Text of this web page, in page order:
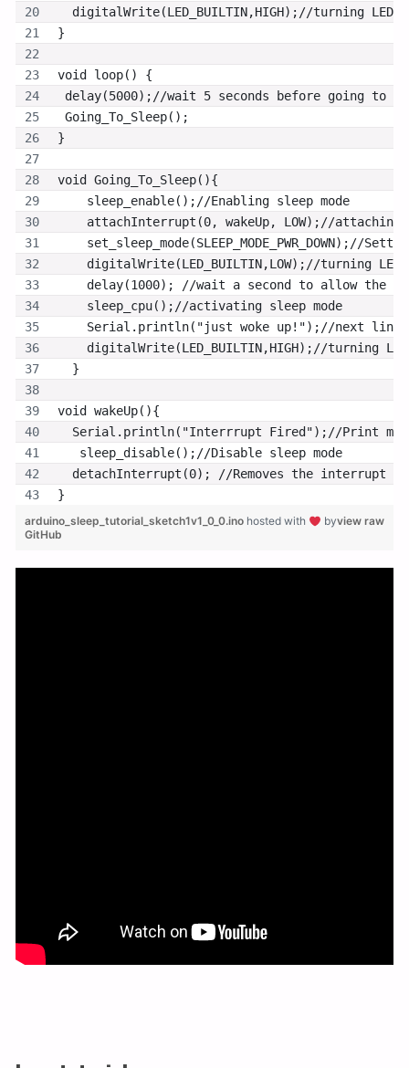
digitalWrite(LED_BUILTIN,HIGH);//turning LED
}
void loop() {
delay(5000);//wait 5 seconds before going to
Going_To_Sleep();
}
void Going_To_Sleep(){
    sleep_enable();//Enabling sleep mode
attachInterrupt(0, wakeUp, LOW);//attaching
set_sleep_mode(SLEEP_MODE_PWR_DOWN);//
digitalWrite(LED_BUILTIN,LOW);//turning LED
delay(1000); //wait a second to allow the
    sleep_cpu();//activating sleep mode
Serial.println("just woke up!");//next
digitalWrite(LED_BUILTIN,HIGH);//turning
  }
void wakeUp(){
Serial.println("Interrrupt Fired");//Print
   sleep_disable();//Disable sleep mode
detachInterrupt(0); //Removes the interrupt
}
view raw
arduino_sleep_tutorial_sketch1v1_0_0.ino hosted with
by
GitHub